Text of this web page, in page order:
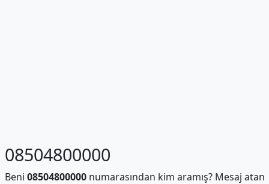
08504800000
Beni 08504800000numarasından kim aramış? Mesaj atan